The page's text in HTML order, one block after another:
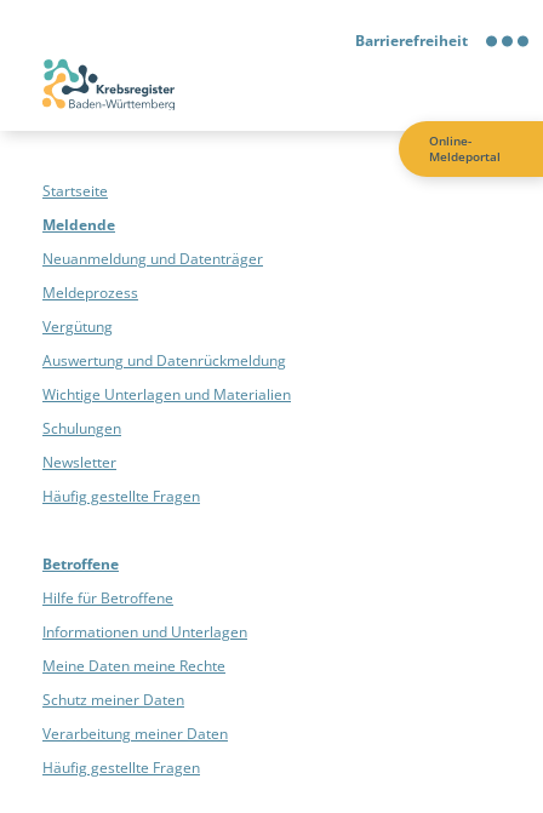
Barrierefreiheit
Barrierefreiheit
Gebärdensprache
Leichte Sprache
Startseite
Meldende
Neuanmeldung und Datenträger
Meldeprozess
Vergütung
Auswertung und Datenrückmeldung
Wichtige Unterlagen und Materialien
Schulungen
Newsletter
Häufig gestellte Fragen
Betroffene
Hilfe für Betroffene
Informationen und Unterlagen
Meine Daten meine Rechte
Schutz meiner Daten
Verarbeitung meiner Daten
Häufig gestellte Fragen
Online-
Meldeportal